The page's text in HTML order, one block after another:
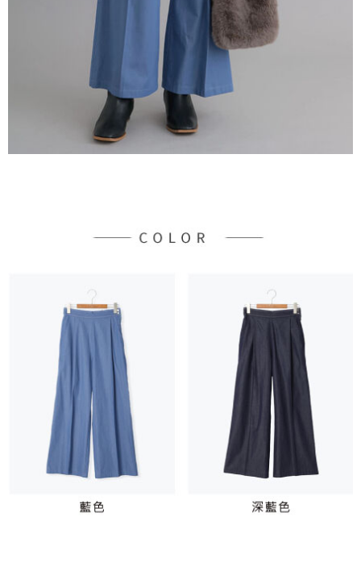
１．透過由恩沛科技股份有限公司提供之「AFTEE先享後付」服務完成之交
易，需依本服務之必要範圍內提供個人資料，並將交易相關給付款項請求債
權轉讓予恩沛科技股份有限公司。
２．關於個人資料處理事宜，請瀏覽以下網址：
https://aftee.tw/terms/#terms3
３．未成年的使用者請事先徵得法定代理人或監護人之同意方可使用
「AFTEE先享後付」，若未經同意申辦者引起之損失，本公司不負相關責
４．使用「AFTEE先享後付」時，將依據個別帳號之用戶狀況，依本公司即
時審查核予不同之上限額度；若仍有額度不足之情形，本公司將視審查結果
請求用戶進行身份認證。
每筆NT$60，滿NT$888(含以上)免運費
每筆NT$60，滿NT$888(含以上)免運費
每筆NT$90，滿NT$888(含以上)免運費